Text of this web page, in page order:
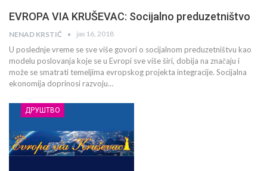
EVROPA VIA KRUŠEVAC: Socijalno preduzetništvo
NENAD KRSTIĆ јан 16, 2018
U poslednje vreme se sve više govori o socijalnom preduzetništvu kao
modelu poslovanja koje se u Evropi sve više širi, dobija na značaju i
može se smatrati temeljima evropskog projekta integracije. Socijalna
ekonomija doprinosi razvoju…
ДРУШТВО